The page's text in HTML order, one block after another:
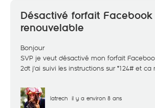
Désactivé forfait Facebook
renouvelable
Bonjour
SVP je veut désactivé mon forfait
2dt j'ai suivi les instructions sur *124# et ca
latrech il y a environ 8 ans